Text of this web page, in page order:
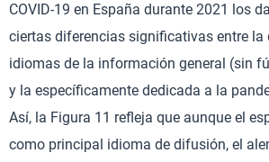
COVID-19 en España durante 2021 los
ciertas diferencias significativas entre
idiomas de la información general (sin
y la específicamente dedicada a la
Así, la Figura 11 refleja que aunque el
como principal idioma de difusión, el